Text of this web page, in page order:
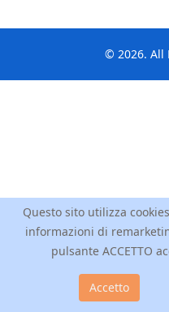
© 2026. All
Questo sito utilizza
informazioni di
pulsante ACCETTO
Accetto